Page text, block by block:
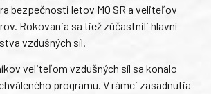
bezpečnosti letov MO SR a veliteľov
Rokovania sa tiež zúčastnili hlavní
vzdušných síl.
veliteľom vzdušných síl sa konalo
programu. V rámci zasadnutia